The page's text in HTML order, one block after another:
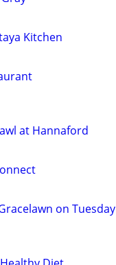
Kitchen
at Hannaford
on Tuesday